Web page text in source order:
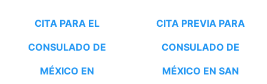
CITA PARA EL
CONSULADO DE
MÉXICO EN
CITA PREVIA PARA
CONSULADO DE
MÉXICO EN SAN